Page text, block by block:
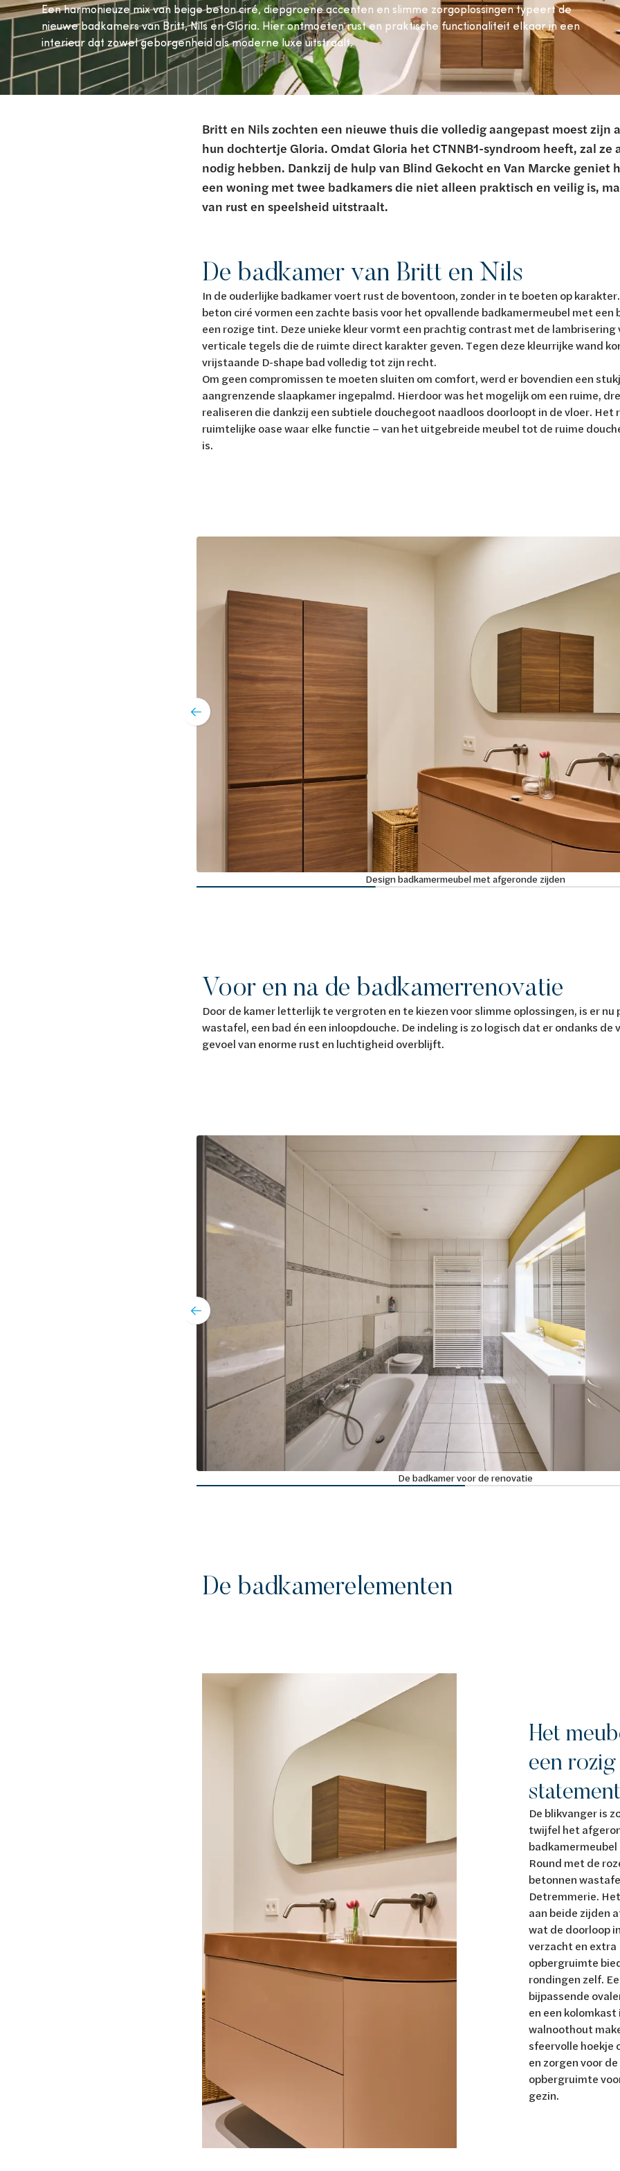
Van Marcke Lab
Een harmonieuze mix van beige beton ciré, diepgroene accenten en slimme zorgoplossingen typeert de
nieuwe badkamers van Britt, Nils en Gloria. Hier ontmoeten rust en praktische functionaliteit elkaar in een
interieur dat zowel geborgenheid als moderne luxe uitstraalt.
Britt en Nils zochten een nieuwe thuis die volledig aangepast moest zijn
hun dochtertje Gloria. Omdat Gloria het CTNNB1-syndroom heeft, zal ze
nodig hebben. Dankzij de hulp van Blind Gekocht en Van Marcke geniet
een woning met twee badkamers die niet alleen praktisch en veilig is,
van rust en speelsheid uitstraalt.
De badkamer van Britt en Nils
In de ouderlijke badkamer voert rust de boventoon, zonder in te boeten op
beton ciré vormen een zachte basis voor het opvallende badkamermeubel met een
een rozige tint. Deze unieke kleur vormt een prachtig contrast met de lambrisering
verticale tegels die de ruimte direct karakter geven. Tegen deze kleurrijke wand
vrijstaande D-shape bad volledig tot zijn recht.
Om geen compromissen te moeten sluiten om comfort, werd er bovendien een
aangrenzende slaapkamer ingepalmd. Hierdoor was het mogelijk om een ruime,
realiseren die dankzij een subtiele douchegoot naadloos doorloopt in de vloer. Het
ruimtelijke oase waar elke functie – van het uitgebreide meubel tot de ruime
is.
Design badkamermeubel met afgeronde zijden
Voor en na de badkamerrenovatie
Door de kamer letterlijk te vergroten en te kiezen voor slimme oplossingen, is er nu
wastafel, een bad én een inloopdouche. De indeling is zo logisch dat er ondanks de
gevoel van enorme rust en luchtigheid overblijft.
De badkamer voor de renovatie
De badkamerelementen
Het
een rozig
statement
De blikvanger is
twijfel het
Round met de
betonnen
Detremmerie.
aan beide zijden
wat de doorloop
verzacht en extra
opbergruimte
rondingen zelf.
bijpassende
en een kolomkast
walnoothout
sfeervolle hoekje
en zorgen voor
opbergruimte
gezin.